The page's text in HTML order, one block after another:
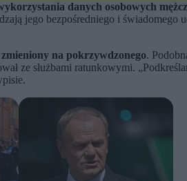
danych osobowych
jego bezpośredniego i świadomego
na pokrzywdzonego.
ze służbami ratunkowymi.